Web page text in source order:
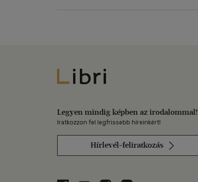
Libri
Legyen mindig képben az irodalommal!
Iratkozzon fel legfrissebb híreinkért!
Hírlevél-feliratkozás